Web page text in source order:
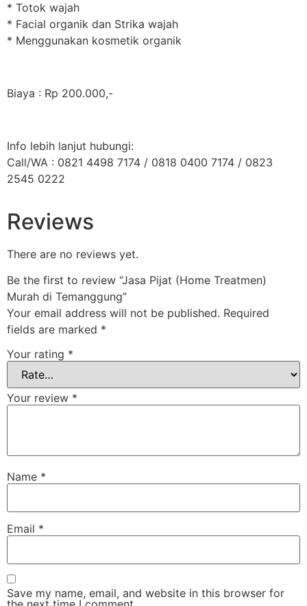
* Totok wajah
* Facial organik dan Strika wajah
* Menggunakan kosmetik organik
Biaya : Rp 200.000,-
Info lebih lanjut hubungi:
Call/WA : 0821 4498 7174 / 0818 0400 7174 / 0823
2545 0222
Reviews
There are no reviews yet.
Be the first to review “Jasa Pijat (Home Treatmen)
Murah di Temanggung”
Your email address will not be published. Required
fields are marked *
Your rating *
Your review *
Name *
Email *
Save my name, email, and website in this browser for